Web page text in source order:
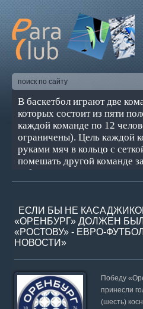
В баскетбол играют две
которых состоит из пяти
каждой команде по 12
ограничены). Цель каждой
руками мяч в кольцо с
помешать другой команде
забросить его в свою
высоте 3,05 м от пола (10
засчитывается два очка, с
очковой линии) — три очка;
оценивается в одно очко.
баскетбольной площадки
ЕСЛИ БЫ НЕ
«ОРЕНБУРГ» ДОЛЖЕН
«РОСТОВУ» - ЕВРО-
НОВОСТИ»
Победу
принесли
(шесть)